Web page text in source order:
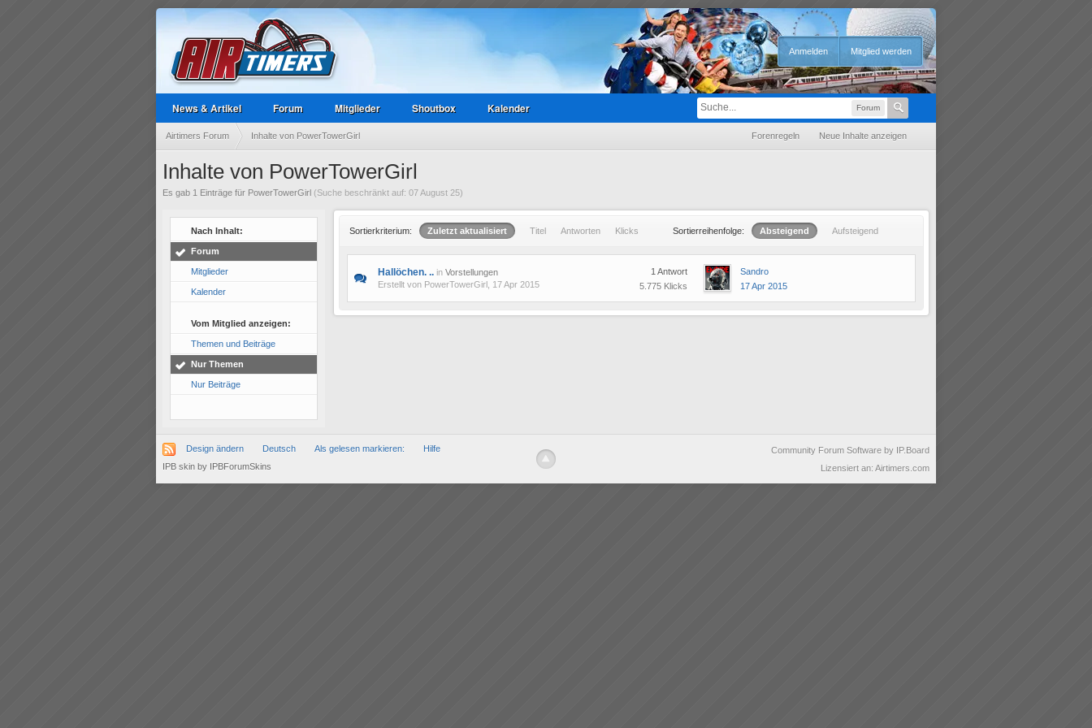
Anmelden Mitglied werden
Forum
News & Artikel Forum Mitglieder Shoutbox Kalender
Airtimers Forum Inhalte von PowerTowerGirl Forenregeln Neue Inhalte anzeigen
Inhalte von PowerTowerGirl
Es gab 1 Einträge für PowerTowerGirl (Suche beschränkt auf: 07 August 25)
Nach Inhalt:
Forum
Mitglieder
Kalender
Vom Mitglied anzeigen:
Themen und Beiträge
Nur Themen
Nur Beiträge
Sortierkriterium: Zuletzt aktualisiert Titel Antworten Klicks Sortierreihenfolge: Absteigend Aufsteigend
Hallöchen. .. in Vorstellungen
Erstellt von PowerTowerGirl , 17 Apr 2015
1 Antwort
5.775 Klicks
Sandro
17 Apr 2015
Design ändern Deutsch Als gelesen markieren: Hilfe
Community Forum Software by IP.Board
Lizensiert an: Airtimers.com
IPB skin by IPBForumSkins